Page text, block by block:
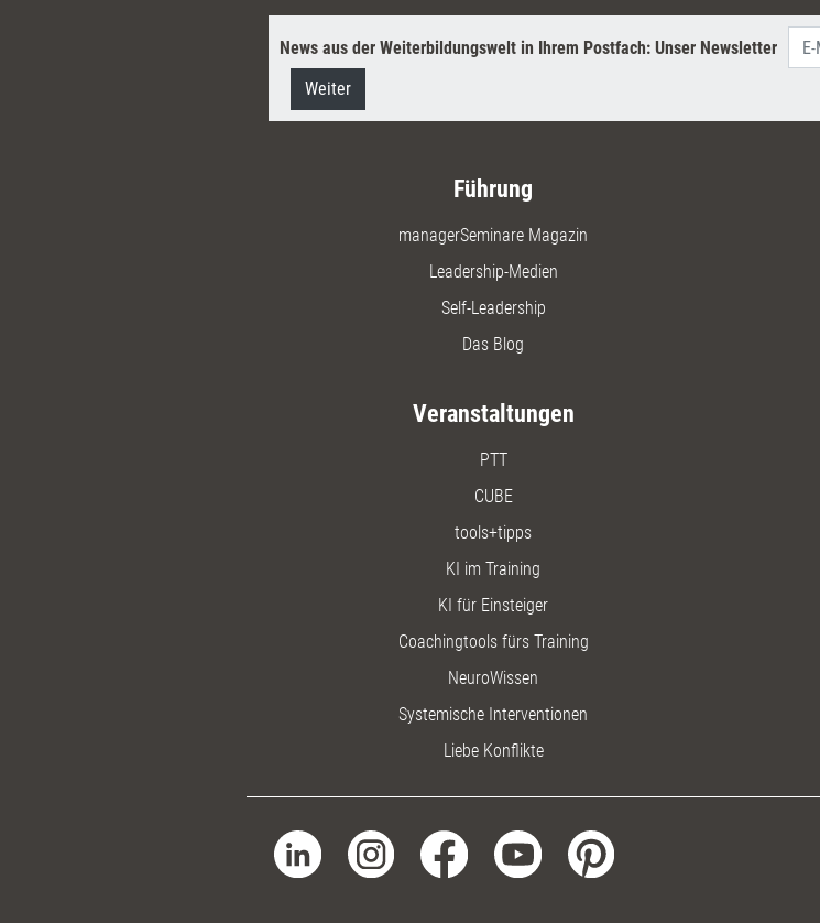
News aus der Weiterbildungswelt in Ihrem Postfach: Unser Newsletter
Weiter
Führung
managerSeminare Magazin
Leadership-Medien
Self-Leadership
Das Blog
Veranstaltungen
PTT
CUBE
tools+tipps
KI im Training
KI für Einsteiger
Coachingtools fürs Training
NeuroWissen
Systemische Interventionen
Liebe Konflikte